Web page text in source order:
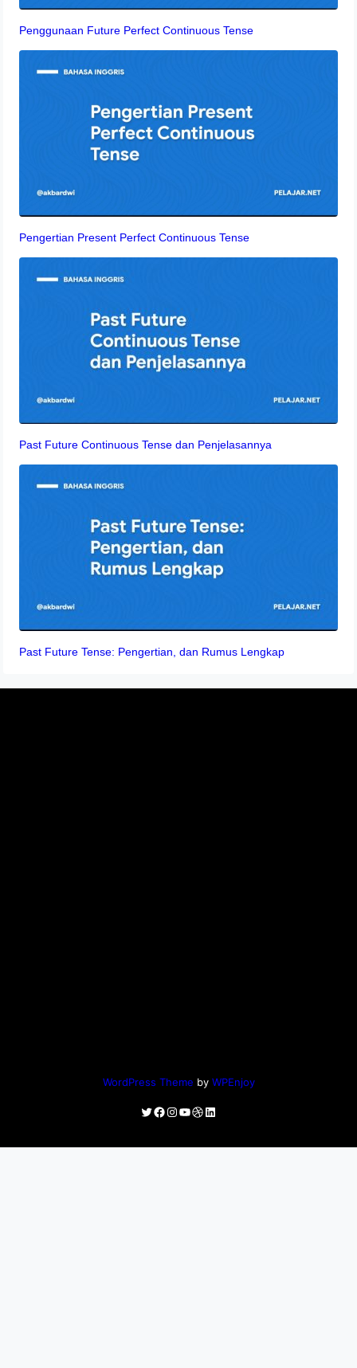
Penggunaan Future Perfect Continuous Tense
Pengertian Present Perfect Continuous Tense
Past Future Continuous Tense dan Penjelasannya
Past Future Tense: Pengertian, dan Rumus Lengkap
WordPress Theme by WPEnjoy
Twitter
Facebook
Instagram
YouTube
Dribbble
LinkedIn